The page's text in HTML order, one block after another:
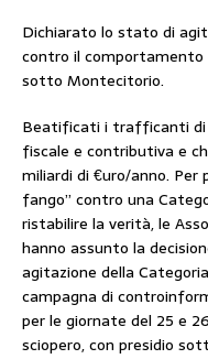
Dichiarato lo stato di
contro il comportamento
sotto Montecitorio.
Beatificati i trafficanti di
fiscale e contributiva e
miliardi di €uro/anno.
fango” contro una
ristabilire la verità, le
hanno assunto la
agitazione della
campagna di
per le giornate del 25 e
sciopero, con presidio